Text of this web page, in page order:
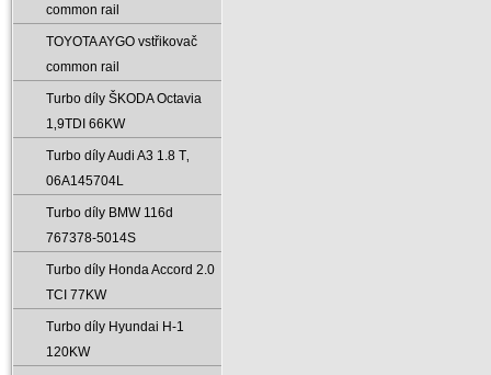
common rail
TOYOTA AYGO vstřikovač
common rail
Turbo díly ŠKODA Octavia
1‚9TDI 66KW
Turbo díly Audi A3 1.8 T‚
06A145704L
Turbo díly BMW 116d
767378-5014S
Turbo díly Honda Accord 2.0
TCI 77KW
Turbo díly Hyundai H-1
120KW